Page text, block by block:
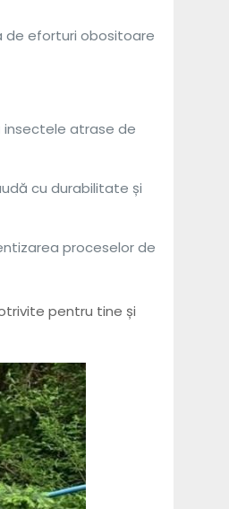
de eforturi obositoare
insectele atrase de
cu durabilitate și
proceselor de
pentru tine și